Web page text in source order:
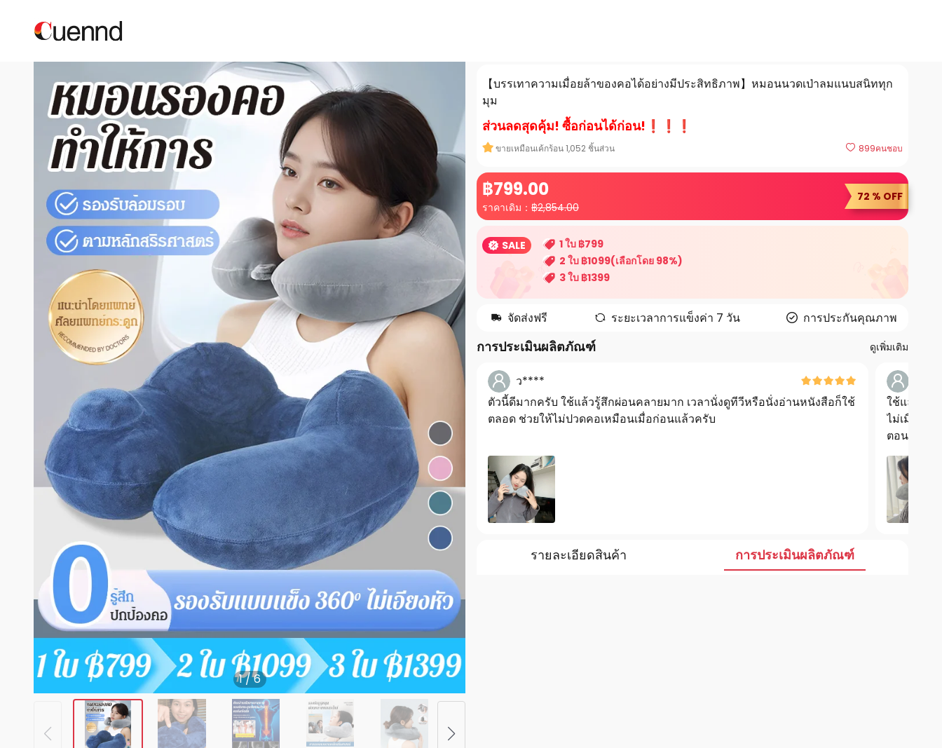
1/6
฿799.00
ราคาเดิม： ฿2,854.00
72 % OFF
【บรรเทาความเมื่อยล้าของคอได้อย่างมีประสิทธิภาพ】หมอนนวดเป่าลมแนบสนิททุก
มุม
ส่วนลดสุดคุ้ม! ซื้อก่อนได้ก่อน!❗❗❗
ขายเหมือนเค้กร้อน1,052 ชิ้นส่วน 899คนชอบ
SALE
1 ใบ ฿799
2 ใบ ฿1099(เลือกโดย 98%)
3 ใบ ฿1399
จัดส่งฟรี ระยะเวลาการแข็งค่า 7 วัน การประกันคุณภาพ
การประเมินผลิตภัณฑ์ ดูเพิ่มเติม
ว****
ตัวนี้ดีมากครับ ใช้แล้วรู้สึกผ่อนคลายมาก เวลานั่งดูทีวีหรือนั่งอ่านหนังสือก็ใช้
ตลอด ช่วยให้ไม่ปวดคอเหมือนเมื่อก่อนแล้วครับ
ใช้แล้วรู้สึ
ไม่เมื่อยอี
ตอนดูทีวีห
ค่ะ.
รายละเอียดสินค้า การประเมินผลิตภัณฑ์